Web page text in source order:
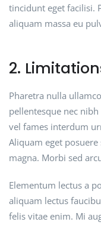
tincidunt eget facilisi.
aliquam massa eu
2.
Pharetra nulla
pellentesque nec
vel fames interdum
Aliquam eget
magna. Morbi sed
Elementum lectus a
aliquam lectus
felis vitae enim. Mi